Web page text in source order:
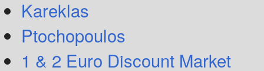
Kareklas
Ptochopoulos
1 & 2 Euro Discount Market